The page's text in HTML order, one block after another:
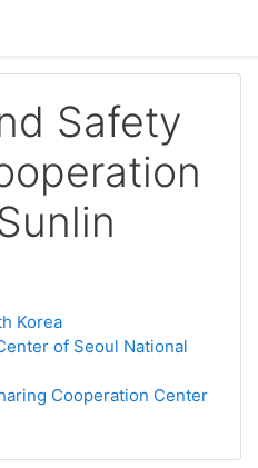
Safety
Korea
of Seoul National
Cooperation Center